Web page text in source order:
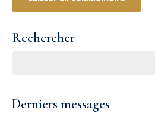
Rechercher
Derniers messages